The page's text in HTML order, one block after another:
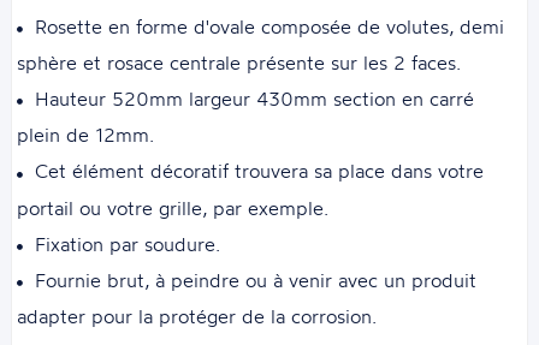
Rosette en forme d'ovale composée de volutes, demi
sphère et rosace centrale présente sur les 2 faces.
Hauteur 520mm largeur 430mm section en carré
plein de 12mm.
Cet élément décoratif trouvera sa place dans votre
portail ou votre grille, par exemple.
Fixation par soudure.
Fournie brut, à peindre ou à venir avec un produit
adapter pour la protéger de la corrosion.